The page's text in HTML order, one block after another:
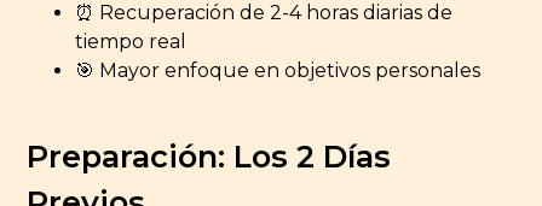
⏰ Recuperación de 2-4 horas diarias de
tiempo real
🎯 Mayor enfoque en objetivos personales
Preparación: Los 2 Días